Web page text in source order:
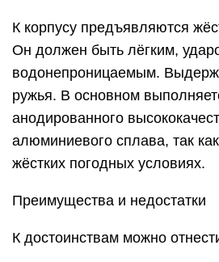
К корпусу предъявляются
Он должен быть лёгким,
водонепроницаемым.
ружья. В основном
анодированного
алюминиевого сплава, так
жёстких погодных условиях.
Преимущества и недостатки
К достоинствам можно